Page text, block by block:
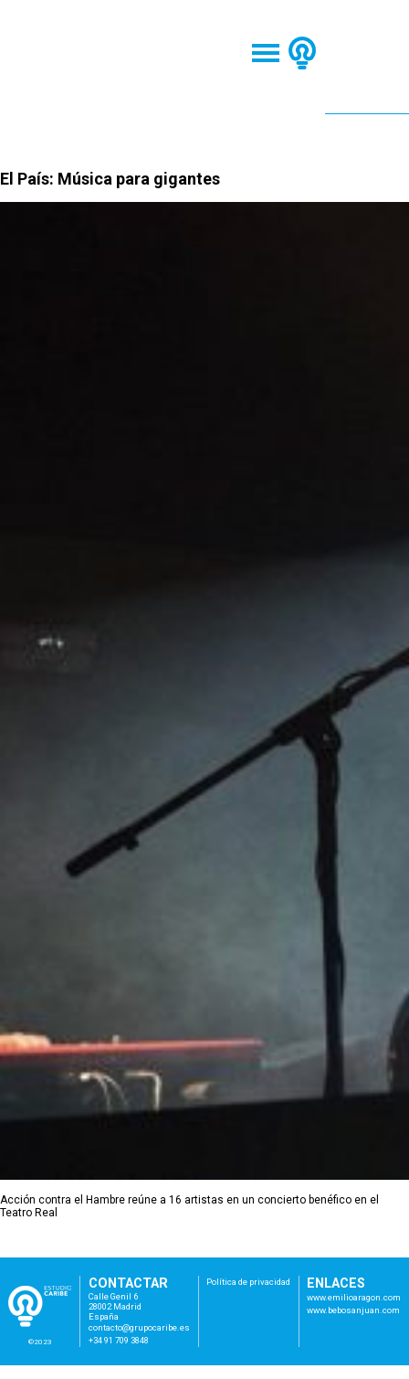
El País: Música para gigantes
Acción contra el Hambre reúne a 16 artistas en un concierto benéfico en el
Teatro Real
©2023
CONTACTAR
Calle Genil 6
28002 Madrid
España
contacto@grupocaribe. es
+34 91 709 3848
Política de privacidad ENLACES
www.emilioaragon.com
www.bebosanjuan.com